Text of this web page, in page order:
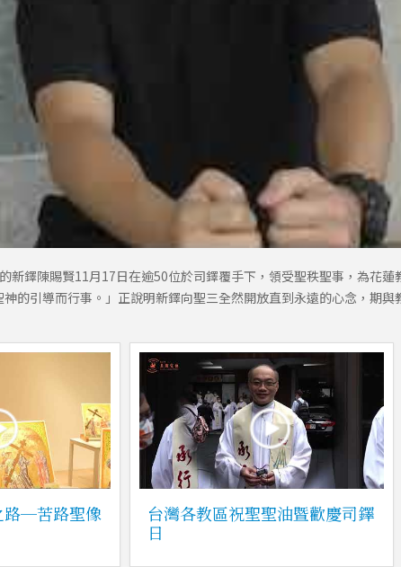
鐸陳賜賢11月17日在逾50位於司鐸覆手下，領受聖秩聖事，為花
引導而行事。」正說明新鐸向聖三全然開放直到永遠的心念，期與
路─苦路聖像
台灣各教區祝聖聖油暨歡慶司鐸
日